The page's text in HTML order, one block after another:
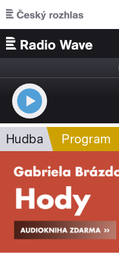
Přejít k hlavnímu obsahu
Hudba Program